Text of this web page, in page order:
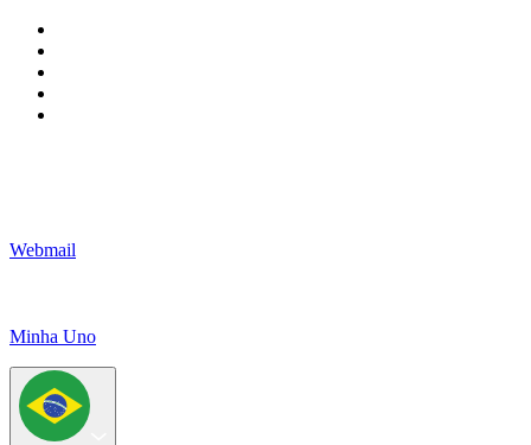
Webmail
Minha Uno